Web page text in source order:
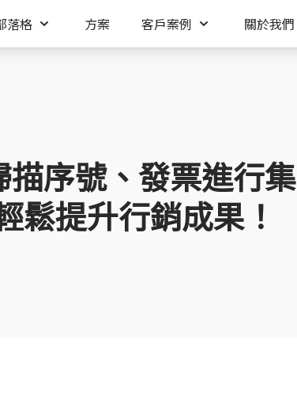
落格 方案 客戶案例 關於我們
描序號、發票進行集
鬆提升行銷成果！